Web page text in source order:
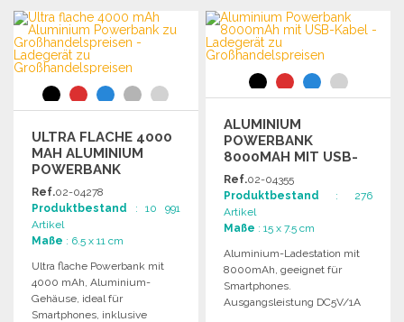
ULTRA FLACHE 4000
MAH ALUMINIUM
POWERBANK
Ref.02-04278
Produktbestand : 10 991
Artikel
Maße : 6.5 x 11 cm
Ultra flache Powerbank mit
4000 mAh, Aluminium-
Gehäuse, ideal für
Smartphones, inklusive
ALUMINIUM
POWERBANK
8000MAH MIT USB-
KABEL
Ref.02-04355
Produktbestand : 276
Artikel
Maße : 15 x 7.5 cm
Aluminium-Ladestation mit
8000mAh, geeignet für
Smartphones.
Ausgangsleistung DC5V/1A